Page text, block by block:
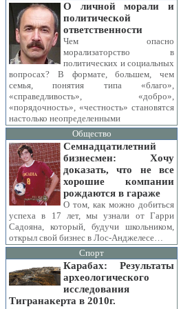
О личной морали и
политической
ответственности
Чем опасно
морализаторство в
политических и социальных
вопросах? В формате, большем, чем
семья, понятия типа «благо»,
«справедливость», «добро»,
«порядочность», «честность» становятся
настолько неопределенными
Общество
Семнадцатилетний
бизнесмен: Хочу
доказать, что не все
хорошие компании
рождаются в гараже
О том, как можно добиться
успеха в 17 лет, мы узнали от Гарри
Садояна, который, будучи школьником,
открыл свой бизнес в Лос-Анджелесе…
Спорт
Карабах: Результаты
археологического
исследования
Тигранакерта в 2010г.